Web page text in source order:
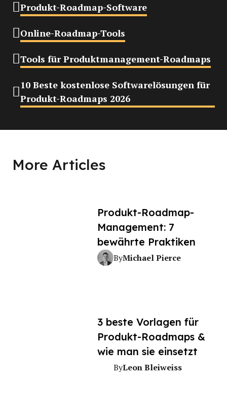
Produkt-Roadmap-Software
Online-Roadmap-Tools
Tools für Produktmanagement-Roadmaps
10 Beste kostenlose Softwarelösungen für
Produkt-Roadmaps 2026
More Articles
Produkt-Roadmap-
Management: 7
bewährte Praktiken
ByMichael Pierce
3 beste Vorlagen für
Produkt-Roadmaps &
wie man sie einsetzt
ByLeon Bleiweiss